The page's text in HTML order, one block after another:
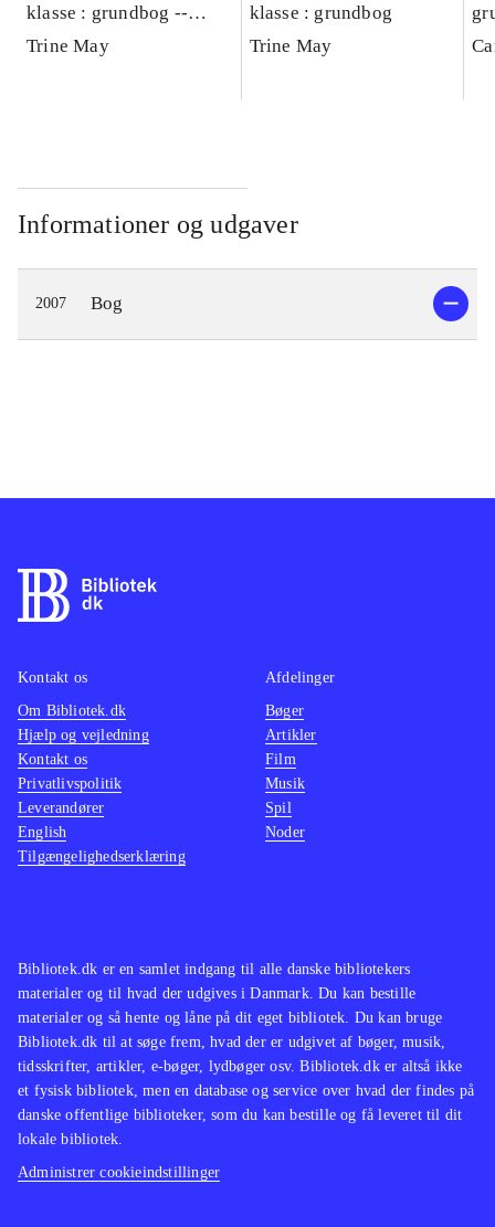
klasse : grundbog --
Lærervejledning
Trine May
klasse : grundbog
Trine May
Informationer og udgaver
2007 Bog
Bibliotek.dk er en samlet indgang til alle danske bibliotekers
materialer og til hvad der udgives i Danmark. Du kan bestille
materialer og så hente og låne på dit eget bibliotek. Du kan bruge
Bibliotek.dk til at søge frem, hvad der er udgivet af bøger, musik,
tidsskrifter, artikler, e-bøger, lydbøger osv. Bibliotek.dk er altså ikke
et fysisk bibliotek, men en database og service over hvad der findes på
danske offentlige biblioteker, som du kan bestille og få leveret til dit
lokale bibliotek.
Administrer cookieindstillinger
Kontakt os
Om Bibliotek.dk
Hjælp og vejledning
Kontakt os
Privatlivspolitik
Leverandører
English
Tilgængelighedserklæring
Afdelinger
Bøger
Artikler
Film
Musik
Spil
Noder